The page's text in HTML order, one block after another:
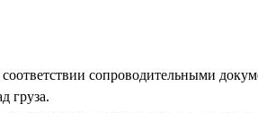
сопроводительными
груза.